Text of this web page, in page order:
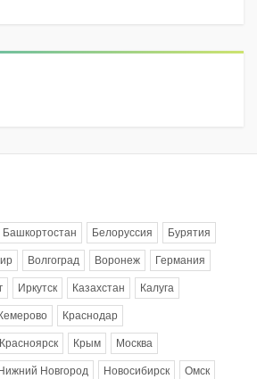
Башкортостан Белоруссия Бурятия
Волгоград Воронеж Германия
Иркутск Казахстан Калуга
Краснодар
Красноярск Крым Москва
Новгород Новосибирск Омск